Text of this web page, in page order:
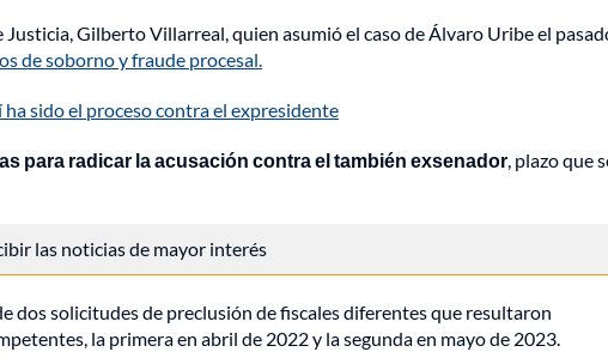
Gilberto Villarreal, quien asumió el caso de Álvaro Uribe el
de soborno y fraude procesal.
sido el proceso contra el expresidente
para radicar la acusación contra el también exsenador, plazo que
las noticias de mayor interés
dos solicitudes de preclusión de fiscales diferentes que resultaron
la primera en abril de 2022 y la segunda en mayo de 2023.